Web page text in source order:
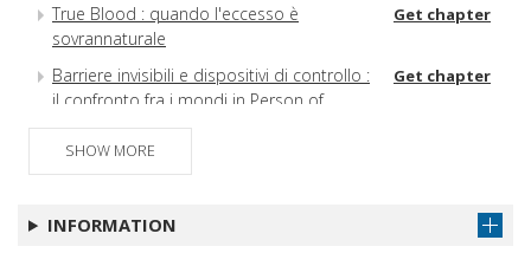
True Blood : quando l'eccesso è
sovrannaturale
Get chapter
Barriere invisibili e dispositivi di controllo :
il confronto fra i mondi in Person of
Interest
Get chapter
Teenage Bates Motel
e le trame inascoltate della tecnologia
SHOW MORE
INFORMATION